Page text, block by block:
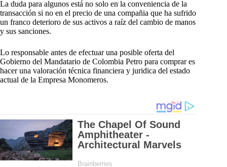
La duda para algunos está no solo en la conveniencia de la
transacción si no en el precio de una compañia que ha sufrido
un franco deterioro de sus activos a raíz del cambio de manos
y sus sanciones.
Lo responsable antes de efectuar una posible oferta del
Gobierno del Mandatario de Colombia Petro para comprar es
hacer una valoración técnica financiera y juridica del estado
actual de la Empresa Monomeros.